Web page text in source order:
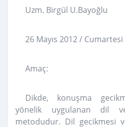
Uzm. Birgül U.Bayoğlu
26 Mayıs 2012 / Cumartesi
Amaç:
Dikde, konuşma
yönelik uygulanan dil
metodudur. Dil gecikmesi